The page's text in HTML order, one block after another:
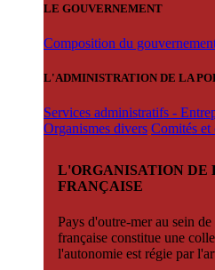
LE GOUVERNEMENT
Composition du
L'ADMINISTRATION DE LA
Services administratifs -
Organismes divers Comités et
L'ORGANISATION DE
FRANÇAISE
Pays d'outre-mer au sein
française constitue une
l'autonomie est régie par